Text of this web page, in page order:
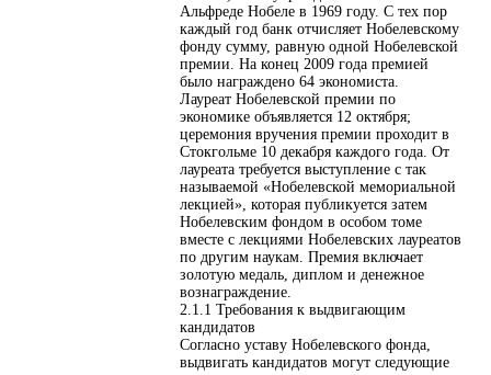
Альфреде Нобеле в 1969 году. С тех пор
каждый год банк отчисляет Нобелевскому
фонду сумму, равную одной Нобелевской
премии. На конец 2009 года премией
было награждено 64 экономиста.
Лауреат Нобелевской премии по
экономике объявляется 12 октября;
церемония вручения премии проходит в
Стокгольме 10 декабря каждого года. От
лауреата требуется выступление с так
называемой «Нобелевской мемориальной
лекцией», которая публикуется затем
Нобелевским фондом в особом томе
вместе с лекциями Нобелевских лауреатов
по другим наукам. Премия включает
золотую медаль, диплом и денежное
вознаграждение.
2.1.1 Требования к выдвигающим
кандидатов
Согласно уставу Нобелевского фонда,
выдвигать кандидатов могут следующие